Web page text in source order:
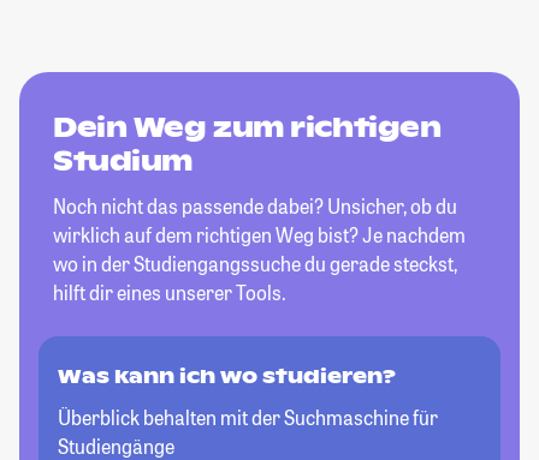
Dein Weg zum richtigen
Studium
Noch nicht das passende dabei? Unsicher, ob du
wirklich auf dem richtigen Weg bist? Je nachdem
wo in der Studiengangssuche du gerade steckst,
hilft dir eines unserer Tools.
Was kann ich wo studieren?
Überblick behalten mit der Suchmaschine für
Studiengänge